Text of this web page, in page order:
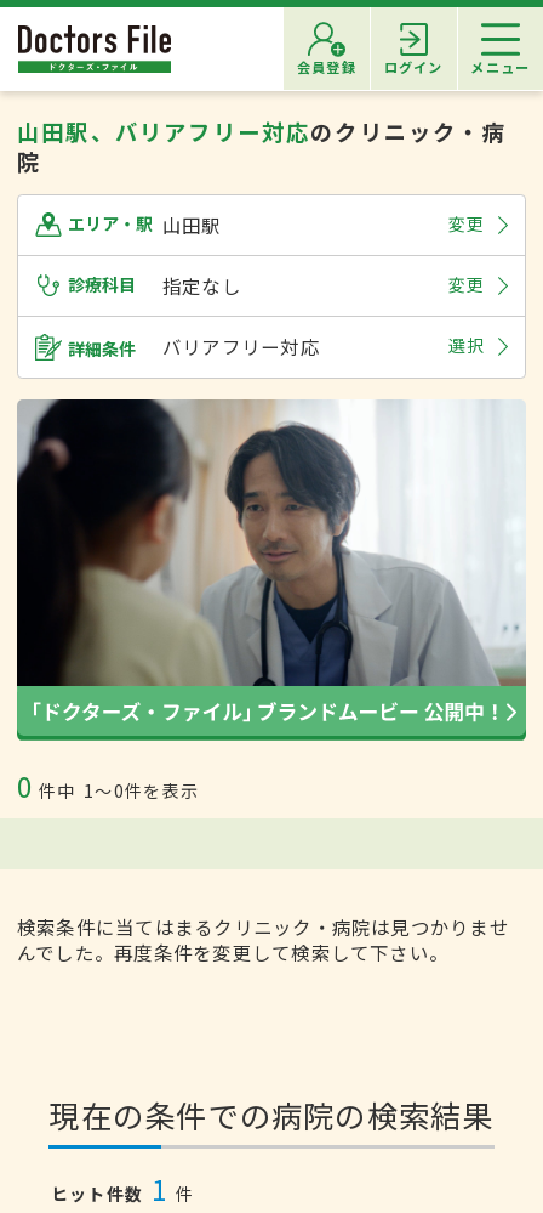
会員登録 ログイン メニュー
山田駅、バリアフリー対応のクリニック・病
院
エリア・駅 山田駅 変更
診療科目 指定なし 変更
詳細条件 バリアフリー対応 選択
0 件中 1〜0件を表示
検索条件に当てはまるクリニック・病院は見つかりませ
んでした。再度条件を変更して検索して下さい。
現在の条件での病院の検索結果
ヒット件数 1 件